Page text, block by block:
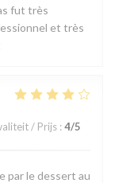
fut très
et très
/ Prijs : 4/5
par le dessert au